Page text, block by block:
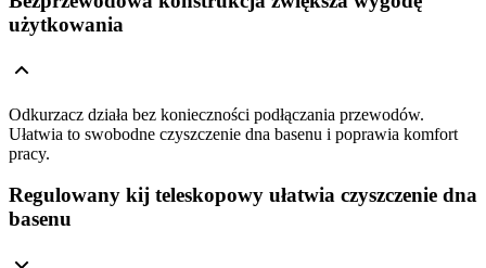
użytkowania
Odkurzacz działa bez konieczności podłączania przewodów.
Ułatwia to swobodne czyszczenie dna basenu i poprawia komfort
pracy.
Regulowany kij teleskopowy ułatwia czyszczenie dna
basenu